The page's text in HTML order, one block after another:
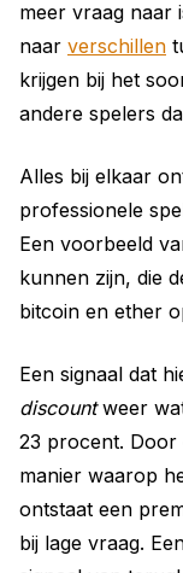
meer vraag naar
naar verschillen
krijgen bij het
andere spelers
Alles bij elkaar
professionele
Een voorbeeld
kunnen zijn, die
bitcoin en ether
Een signaal dat
discountweer
23 procent. Door
manier waarop
ontstaat een
bij lage vraag.